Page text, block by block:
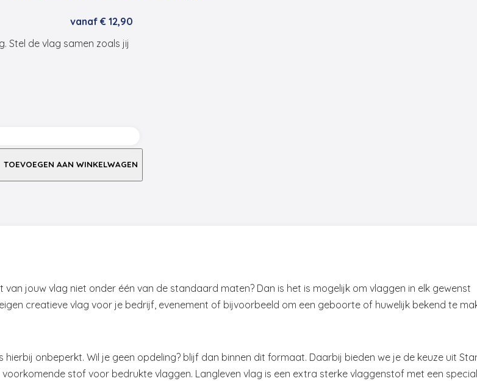
vanaf €12,90
Stel de vlag samen zoals jij
TOEVOEGEN AAN WINKELWAGEN
jouw vlag niet onder één van de standaard maten? Dan is het is mogelijk om vlaggen in elk gewenst
creatieve vlag voor je bedrijf, evenement of bijvoorbeeld om een geboorte of huwelijk bekend te
hierbij onbeperkt. Wil je geen opdeling? blijf dan binnen dit formaat. Daarbij bieden we je de keuze uit
stof voor bedrukte vlaggen. Langleven vlag is een extra sterke vlaggenstof met een